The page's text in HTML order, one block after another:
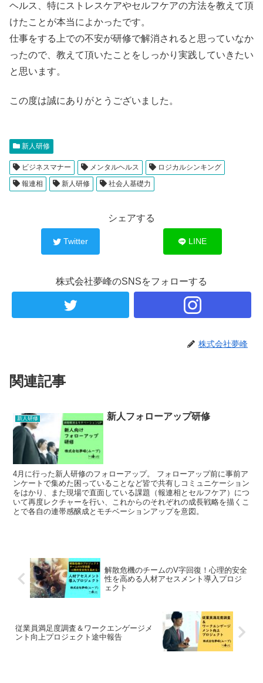
ヘルス、特にストレスケアやセルフケアの方法を教えて頂
けたことが本当によかったです。
仕事をする上での不安が研修で解消されると思っていなか
ったので、教えて頂いたことをしっかり実践していきたい
と思います。
この度は誠にありがとうございました。
新人研修
ビジネスマナー メンタルヘルス
ロジカルシンキング
報連相
新人研修 社会人基礎力
シェアする
Twitter LINE
株式会社夢峰のSNSをフォローする
株式会社夢峰
関連記事
新人研修 新人フォローアップ研修
4月に行った新人研修のフォローアップ。 フォローアップ前に事前ア
ンケートで集めた困っていることなど皆で共有しコミュニケーション
をはかり、また現場で直面している課題（報連相とセルフケア）につ
いて再度レクチャーを行い、これからのそれぞれの成長戦略を描くこ
とで各自の連帯感醸成とモチベーションアップを意図。
解散危機のチームのV字回復！心理的安全
性を高める人材アセスメント導入プロジ
ェクト
従業員満足度調査＆ワークエンゲージメ
ント向上プロジェクト途中報告